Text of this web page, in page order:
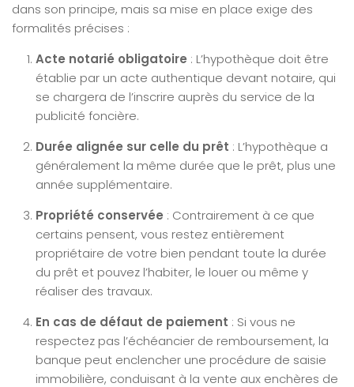
dans son principe, mais sa mise en place exige des
formalités précises :
Acte notarié obligatoire : L’hypothèque doit être
établie par un acte authentique devant notaire, qui
se chargera de l’inscrire auprès du service de la
publicité foncière.
Durée alignée sur celle du prêt : L’hypothèque a
généralement la même durée que le prêt, plus une
année supplémentaire.
Propriété conservée : Contrairement à ce que
certains pensent, vous restez entièrement
propriétaire de votre bien pendant toute la durée
du prêt et pouvez l’habiter, le louer ou même y
réaliser des travaux.
En cas de défaut de paiement : Si vous ne
respectez pas l’échéancier de remboursement, la
banque peut enclencher une procédure de saisie
immobilière, conduisant à la vente aux enchères de